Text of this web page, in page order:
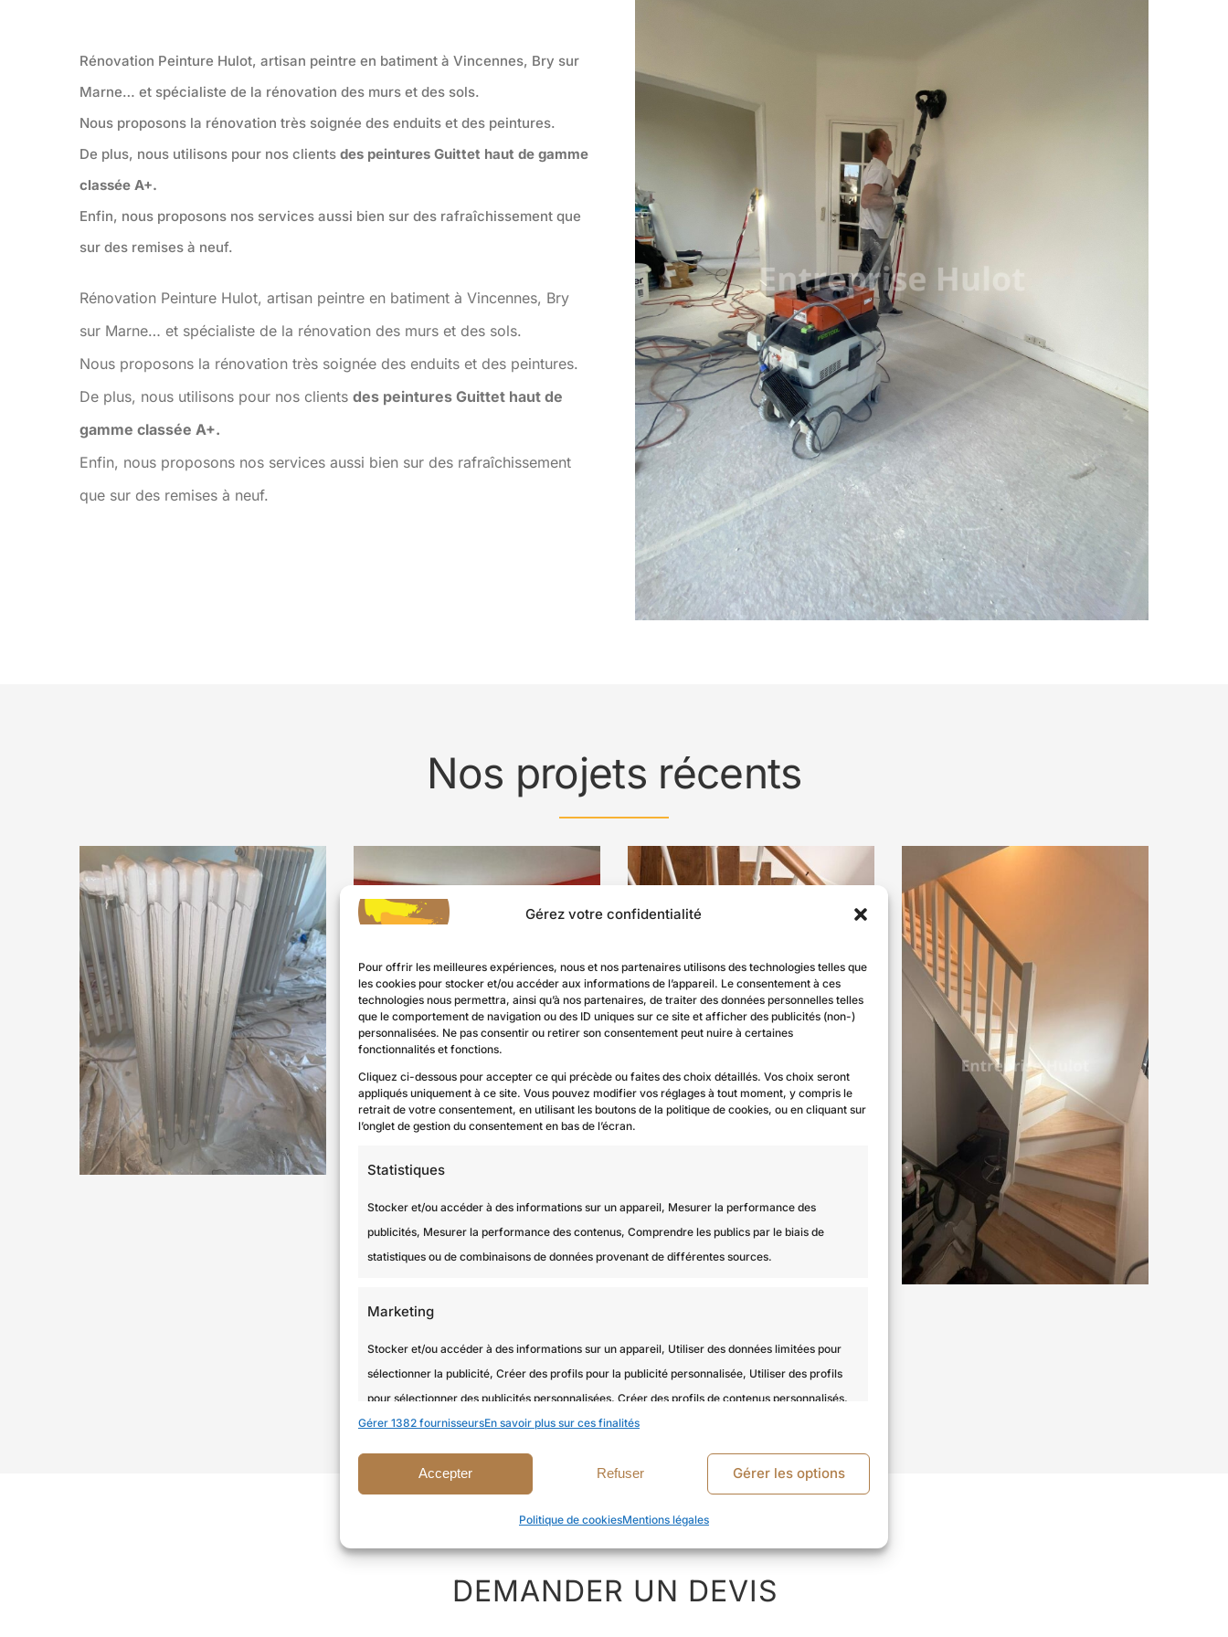
Gérez votre confidentialité
Pour offrir les meilleures expériences, nous et nos partenaires utilisons des technologies telles que
les cookies pour stocker et/ou accéder aux informations de l’appareil. Le consentement à ces
technologies nous permettra, ainsi qu’à nos partenaires, de traiter des données personnelles telles
que le comportement de navigation ou des ID uniques sur ce site et afficher des publicités (non-)
personnalisées. Ne pas consentir ou retirer son consentement peut nuire à certaines
fonctionnalités et fonctions.
Cliquez ci-dessous pour accepter ce qui précède ou faites des choix détaillés. Vos choix seront
appliqués uniquement à ce site. Vous pouvez modifier vos réglages à tout moment, y compris le
retrait de votre consentement, en utilisant les boutons de la politique de cookies, ou en cliquant sur
l’onglet de gestion du consentement en bas de l’écran.
Statistiques
Stocker et/ou accéder à des informations sur un appareil, Mesurer la performance des
publicités, Mesurer la performance des contenus, Comprendre les publics par le biais de
statistiques ou de combinaisons de données provenant de différentes sources.
Marketing
Stocker et/ou accéder à des informations sur un appareil, Utiliser des données limitées pour
sélectionner la publicité, Créer des profils pour la publicité personnalisée, Utiliser des profils
pour sélectionner des publicités personnalisées, Créer des profils de contenus personnalisés,
Utiliser des profils pour sélectionner des contenus personnalisés, Développer et améliorer les
informations transmises automatiquement.
Gérer 1382 fournisseursEn savoir plus sur ces finalités
Accepter Refuser Gérer les options
Politique de cookiesMentions légales
Rénovation Peinture Hulot, artisan peintre en batiment à Vincennes, Bry sur
Marne… et spécialiste de la rénovation des murs et des sols.
Nous proposons la rénovation très soignée des enduits et des peintures.
De plus, nous utilisons pour nos clients des peintures Guittet haut de gamme
classée A+.
Enfin, nous proposons nos services aussi bien sur des rafraîchissement que
sur des remises à neuf.
Rénovation Peinture Hulot, artisan peintre en batiment à Vincennes, Bry
sur Marne… et spécialiste de la rénovation des murs et des sols.
Nous proposons la rénovation très soignée des enduits et des peintures.
De plus, nous utilisons pour nos clients des peintures Guittet haut de
gamme classée A+.
Enfin, nous proposons nos services aussi bien sur des rafraîchissement
que sur des remises à neuf.
Nos projets récents
VOIR TOUS NOS PROJETS
DEMANDER UN DEVIS